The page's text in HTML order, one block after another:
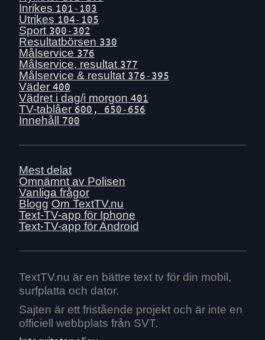
Inrikes 101-103
Utrikes 104-105
Sport 300-302
Resultatbörsen 330
Målservice 376
Målservice, resultat 377
Målservice & resultat 376-395
Väder 400
Vädret i dag/i morgon 401
TV-tablåer 600, 650-656
Innehåll 700
Mest delat
Omnämnt av Polisen
Vanliga frågor
Blogg Om TextTV.nu
Text-TV-app för Iphone
Text-TV-app för Android
TextTV.nu är en bättre text tv för din mobil,
surfplatta och dator.
Sajten är ett fristående projekt och är inte en
officiell webbplats från SVT.